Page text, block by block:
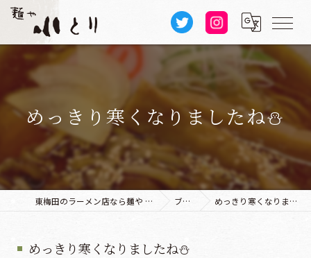
めっきり寒くなりましたね⛄️
東梅田のラーメン店なら麺や 小とり 本店 ブログ めっきり寒くなりましたね⛄️
めっきり寒くなりましたね⛄️